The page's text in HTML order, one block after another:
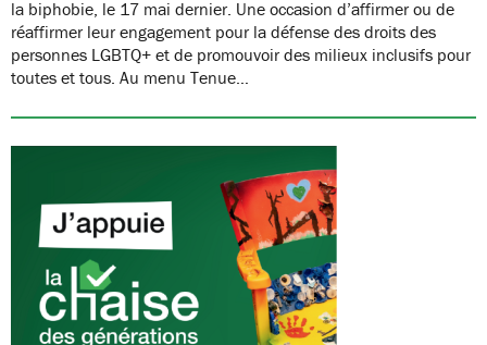
la biphobie, le 17 mai dernier. Une occasion d’affirmer ou de
réaffirmer leur engagement pour la défense des droits des
personnes LGBTQ+ et de promouvoir des milieux inclusifs pour
toutes et tous. Au menu Tenue…